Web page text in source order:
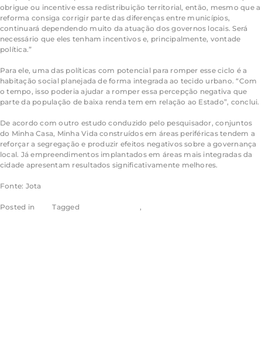
obrigue ou incentive essa redistribuição territorial, então, mesmo que a
reforma consiga corrigir parte das diferenças entre municípios,
continuará dependendo muito da atuação dos governos locais. Será
necessário que eles tenham incentivos e, principalmente, vontade
política.”
Para ele, uma das políticas com potencial para romper esse ciclo é a
habitação social planejada de forma integrada ao tecido urbano. “Com
o tempo, isso poderia ajudar a romper essa percepção negativa que
parte da população de baixa renda tem em relação ao Estado”, conclui.
De acordo com outro estudo conduzido pelo pesquisador, conjuntos
do Minha Casa, Minha Vida construídos em áreas periféricas tendem a
reforçar a segregação e produzir efeitos negativos sobre a governança
local. Já empreendimentos implantados em áreas mais integradas da
cidade apresentam resultados significativamente melhores.
Fonte: Jota
Posted in JotaTagged Aragão & Tomaz,